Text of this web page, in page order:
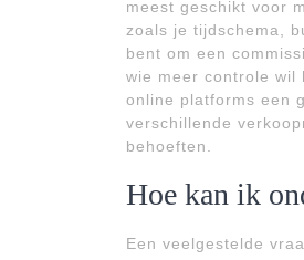
meest geschikt voor
zoals je tijdschema,
bent om een
wie meer controle wil
online platforms een
verschillende
behoeften.
Hoe kan ik
Een veelgestelde